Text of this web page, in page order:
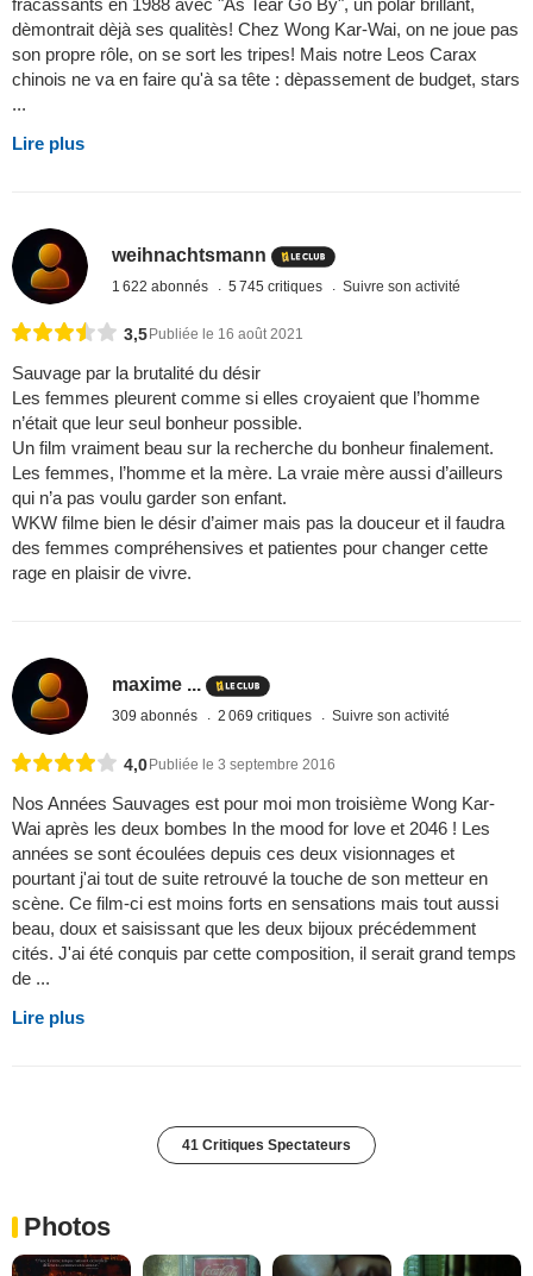
fracassants en 1988 avec "As Tear Go By", un polar brillant,
dèmontrait dèjà ses qualitès! Chez Wong Kar-Wai, on ne joue pas
son propre rôle, on se sort les tripes! Mais notre Leos Carax
chinois ne va en faire qu'à sa tête : dèpassement de budget, stars
...
Lire plus
weihnachtsmann
1 622 abonnés 5 745 critiques Suivre son activité
3,5 Publiée le 16 août 2021
Sauvage par la brutalité du désir
Les femmes pleurent comme si elles croyaient que l’homme
n’était que leur seul bonheur possible.
Un film vraiment beau sur la recherche du bonheur finalement.
Les femmes, l’homme et la mère. La vraie mère aussi d’ailleurs
qui n’a pas voulu garder son enfant.
WKW filme bien le désir d’aimer mais pas la douceur et il faudra
des femmes compréhensives et patientes pour changer cette
rage en plaisir de vivre.
maxime ...
309 abonnés 2 069 critiques Suivre son activité
4,0Publiée le 3 septembre 2016
Nos Années Sauvages est pour moi mon troisième Wong Kar-
Wai après les deux bombes In the mood for love et 2046 ! Les
années se sont écoulées depuis ces deux visionnages et
pourtant j'ai tout de suite retrouvé la touche de son metteur en
scène. Ce film-ci est moins forts en sensations mais tout aussi
beau, doux et saisissant que les deux bijoux précédemment
cités. J'ai été conquis par cette composition, il serait grand temps
de ...
Lire plus
41 Critiques Spectateurs
Photos